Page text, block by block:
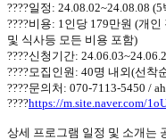
????일정: 24.08.02~24.08.08
????비용: 1인당 179만원 (개
및 식사등 모든 비용 포함)
????신청기간:
????모집인원: 40명 내외(선착
????문의처: 070-7113-5450 /
????https://m.site.naver.com/
상세 프로그램 일정 및 소개는